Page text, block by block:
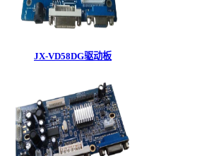
JX-VD58DG驱动板